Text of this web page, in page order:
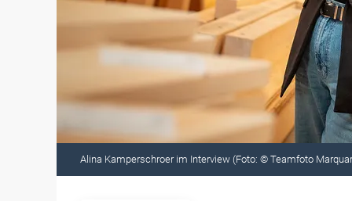
Alina Kamperschroer im Interview (Foto: © Teamfoto